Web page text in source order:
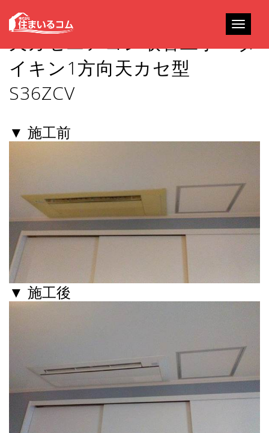
Toggle
天カセエアコン取替工事 – ダ
イキン1方向天カセ型
S36ZCV
▼ 施工前
▼ 施工後